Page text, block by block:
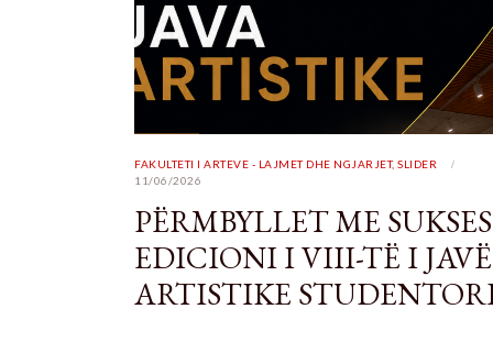
FAKULTETI I ARTEVE - LAJMET DHE NGJARJET, SLIDER
11/06/2026
PËRMBYLLET ME SUKSES
EDICIONI I VIII-TË I
ARTISTIKE